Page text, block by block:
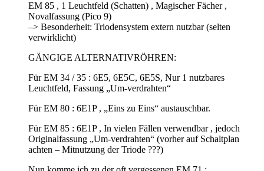
EM 85 , 1 Leuchtfeld (Schatten) , Magischer Fächer ,
Novalfassung (Pico 9)
–> Besonderheit: Triodensystem extern nutzbar (selten
verwirklicht)
GÄNGIGE ALTERNATIVRÖHREN:
Für EM 34 / 35 : 6E5, 6E5C, 6E5S, Nur 1 nutzbares
Leuchtfeld, Fassung „Um-verdrahten“
Für EM 80 : 6E1P , „Eins zu Eins“ austauschbar.
Für EM 85 : 6E1P , In vielen Fällen verwendbar , jedoch
Originalfassung „Um-verdrahten“ (vorher auf Schaltplan
achten – Mitnutzung der Triode ???)